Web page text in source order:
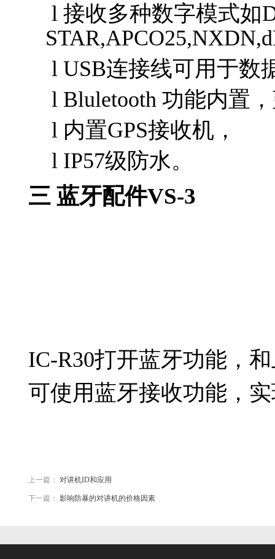
l 接收多种数字模式如
l USB连接线可用于数
l Bluletooth 功能内置
l 内置GPS接收机，
l IP57级防水。
三 蓝牙配件VS-3
IC-R30打开蓝牙功能，
可使用蓝牙接收功能，
上一篇： 对讲机ID和应用
下一篇： 影响防暴的对讲机的价格因素